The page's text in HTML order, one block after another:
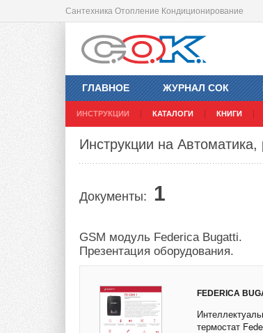
Сантехника Отопление Кондиционирование
ГЛАВНОЕ ЖУРНАЛ СОК
ИНСТРУКЦИИ КАТАЛОГИ КНИГИ
Инструкции на
Документы: 1
GSM модуль Federica Bugatti.
Презентация оборудования.
FEDERICA
термостат